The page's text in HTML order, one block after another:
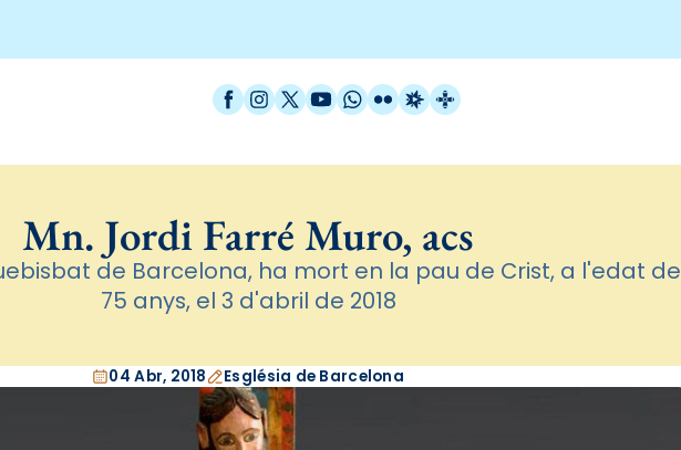
Facebook
Instagram
X / Twitter
YouTube
WhatsApp
FlickrRadio Estel
Catalunya Cristiana
Mn. Jordi Farré Muro, acs
de Barcelona, ha mort en la pau de Crist, a l'edat de
75 anys, el 3 d'abril de 2018
04 Abr, 2018 Església de Barcelona